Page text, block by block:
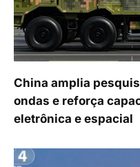
China amplia
ondas e reforça
eletrônica e espacial